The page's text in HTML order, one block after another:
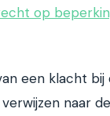
op
een klacht bij
naar de